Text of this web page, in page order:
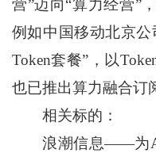
营”迈向“算力经营”
例如中国移动北京公
Token套餐”，以
也已推出算力融合订
相关标的：
浪潮信息——为AI